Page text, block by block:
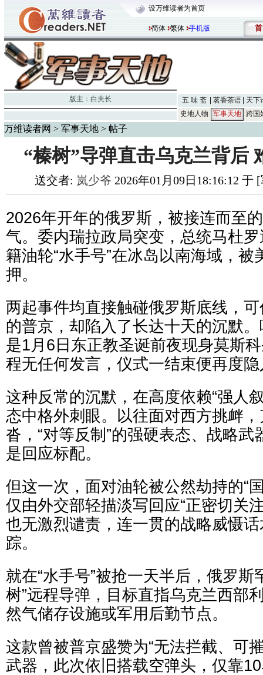
设万维读者为首页
简体 繁体 手机版 首
版主： 白夫长 五 味 斋 茗香茶语
天下
史地人物
军事天地 跨国
万维读者网 > 军事天地 > 帖子
“榛树”导弹直击乌克兰背后
送交者: 岚少爷 2026年01月09日18:16:12 于
2026年开年的俄罗斯，被接连而至
气。委内瑞拉政局突变，总统马杜
籍油轮“水手号”在冰岛以南海域，被
押。
两起事件均直接触碰俄罗斯底线，
的普京，却陷入了长达十天的沉默
是1月6日东正教圣诞前夜现身莫斯
程无任何发言，仪式一结束便再度
这种反常的沉默，在高度依赖“强人
态中格外刺眼。以往面对西方挑衅
沓，“对等反制”的强硬表态、战略
是回应标配。
但这一次，面对油轮被公然劫持的“
仅由外交部轻描淡写回应“正密切关
也无激烈谴责，连一贯的战略威慑
踪。
就在“水手号”被抢一天半后，俄罗斯
树”远程导弹，目标直指乌克兰西部
然气储存设施或军用后勤节点。
这款曾被普京盛赞为“无法拦截、可
武器，此次依旧搭载空弹头，仅靠